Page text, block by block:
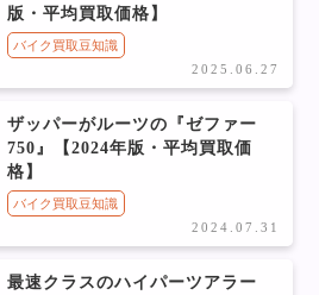
版・平均買取価格】
バイク買取豆知識
2025.06.27
ザッパーがルーツの『ゼファー
750』【2024年版・平均買取価
格】
バイク買取豆知識
2024.07.31
最速クラスのハイパーツアラー